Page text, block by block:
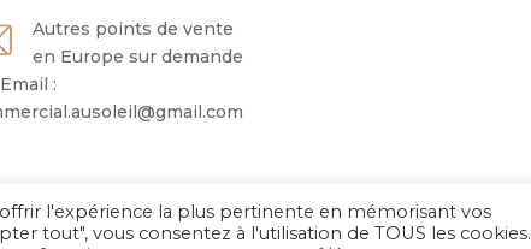
Autres points de vente
en Europe sur demande
:
Au Soleil de Saint Tropez 2026– Tous droits réservés
l'expérience la plus pertinente en mémorisant vos
tout", vous consentez à l'utilisation de TOUS les cookies.